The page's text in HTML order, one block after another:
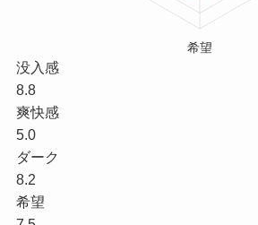
没入感
8.8
爽快感
5.0
ダーク
8.2
希望